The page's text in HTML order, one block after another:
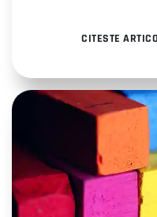
CITESTE